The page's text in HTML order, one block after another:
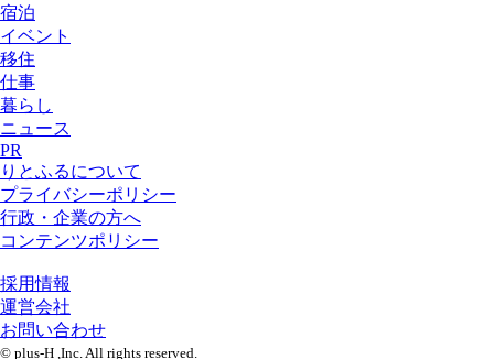
宿泊
イベント
移住
仕事
暮らし
ニュース
PR
りとふるについて
プライバシーポリシー
行政・企業の方へ
コンテンツポリシー
採用情報
運営会社
お問い合わせ
© plus-H ,Inc. All rights reserved.